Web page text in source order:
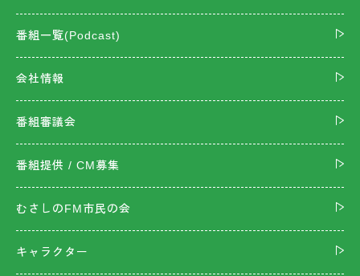
番組一覧(Podcast)
会社情報
番組審議会
番組提供 / CM募集
むさしのFM市民の会
キャラクター